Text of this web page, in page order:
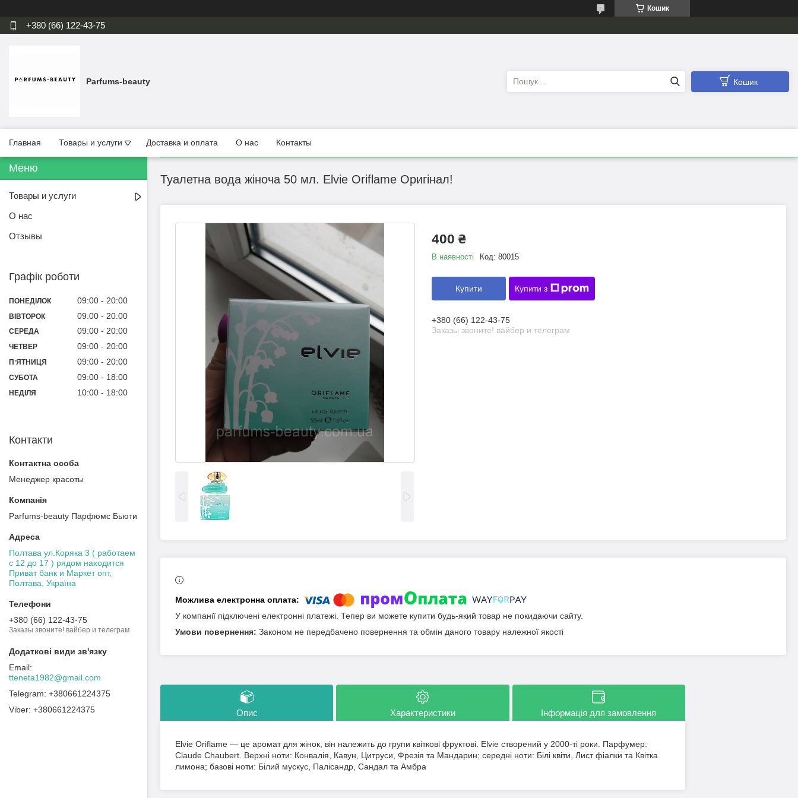
Кошик
+380 (66) 122-43-75
Parfums-beauty Кошик
Главная Товары и услуги Доставка и оплата О нас Контакты
Туалетна вода жіноча 50 мл. Elvie Oriflame Оригінал!
400 ₴
В наявності Код: 80015
Купити Купити з
+380 (66) 122-43-75
Заказы звоните! вайбер и телеграм
У компанії підключені електронні платежі. Тепер ви можете купити будь-який товар не покидаючи сайту.
Законом не передбачено повернення та обмін даного товару належної якості
Опис Характеристики Інформація для замовлення
Elvie Oriflame — це аромат для жінок, він належить до групи квіткові фруктові. Elvie створений у 2000-ті роки. Парфумер:
Claude Chaubert. Верхні ноти: Конвалія, Кавун, Цитруси, Фрезія та Мандарин; середні ноти: Білі квіти, Лист фіалки та Квітка
лимона; базові ноти: Білий мускус, Палісандр, Сандал та Амбра
Товары и услуги
О нас
Отзывы
Графік роботи
ПОНЕДІЛОК 09:00 20:00
ВІВТОРОК 09:00 20:00
СЕРЕДА 09:00 20:00
ЧЕТВЕР 09:00 20:00
ПʼЯТНИЦЯ 09:00 20:00
СУБОТА 09:00 18:00
НЕДІЛЯ 10:00 18:00
Контакти
Менеджер красоты
Parfums-beauty Парфюмс Бьюти
Полтава ул.Коряка 3 ( работаем
с 12 до 17 ) рядом находится
Приват банк и Маркет опт,
Полтава, Україна
+380 (66) 122-43-75
Заказы звоните! вайбер и телеграм
tteneta1982@gmail.com
+380661224375
+380661224375